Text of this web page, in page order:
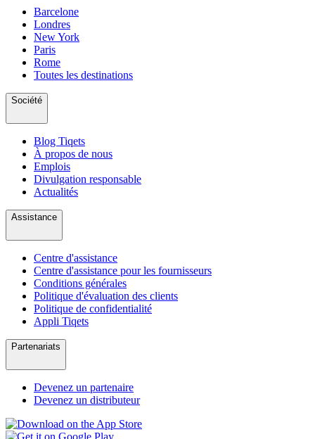
Barcelone
Londres
New York
Paris
Rome
Toutes les destinations
Société
Blog Tiqets
À propos de nous
Emplois
Divulgation responsable
Actualités
Assistance
Centre d'assistance
Centre d'assistance pour les fournisseurs
Conditions générales
Politique d'évaluation des clients
Politique de confidentialité
Appli Tiqets
Partenariats
Devenez un partenaire
Devenez un distributeur